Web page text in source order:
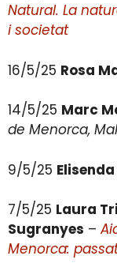
Natural. La
i societat
16/5/25 Rosa
14/5/25 Marc
de Menorca,
9/5/25
7/5/25 Laura
Sugranyes –
Menorca: